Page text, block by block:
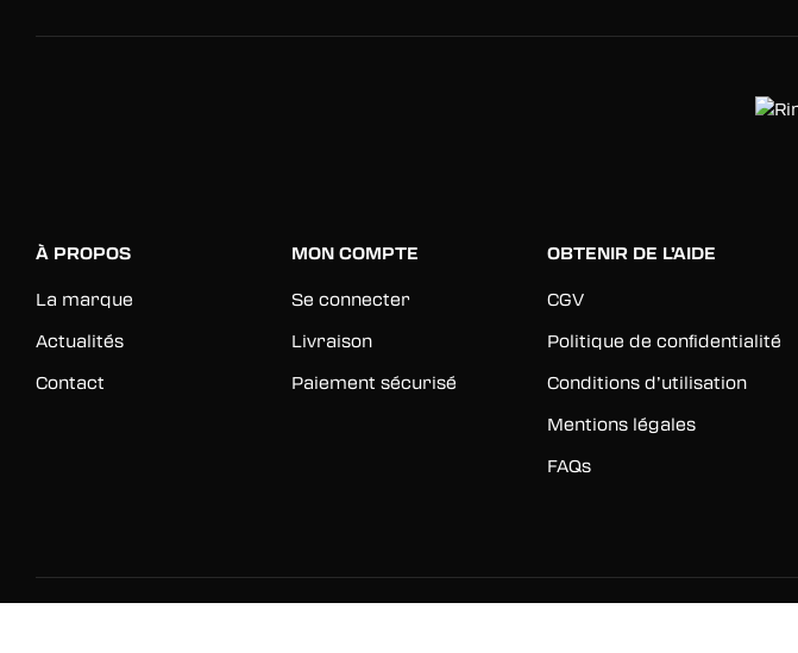
À PROPOS
La marque
Actualités
Contact
MON COMPTE
Se connecter
Livraison
Paiement sécurisé
OBTENIR DE L’AIDE
CGV
Politique de confidentialité
Conditions d’utilisation
Mentions légales
FAQs